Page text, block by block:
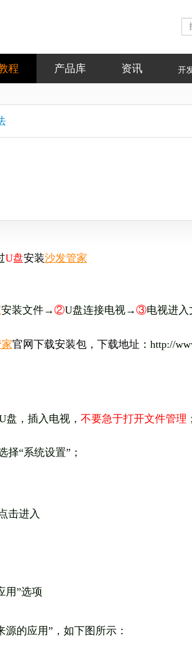
程 产品库 资讯 开
U盘安装沙发管家
安装文件→②U盘连接电视→③电视进
官网下载安装包，下载地址： http://
盘，插入电视， 不要急于打开文件管理 ；
择“系统设置”；
击进入
用”选项
源的应用”，如下图所示：